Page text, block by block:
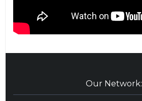
Our Network: